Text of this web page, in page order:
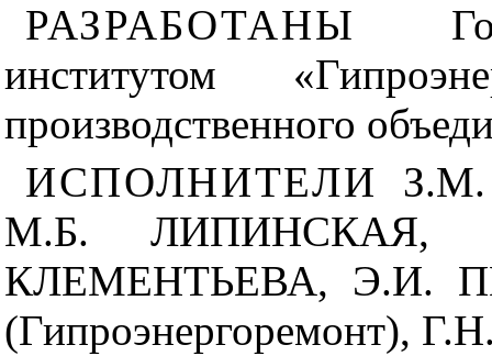
РАЗРАБОТАНЫ
институтом
производственного
ИСПОЛНИТЕЛИ
М.Б. ЛИПИНСКАЯ,
КЛЕМЕНТЬЕВА, Э.И.
(Гипроэнергоремонт),